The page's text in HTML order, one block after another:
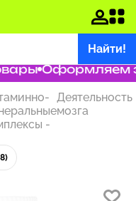
Найти!
Оформляем
-
Деятельность
мозга